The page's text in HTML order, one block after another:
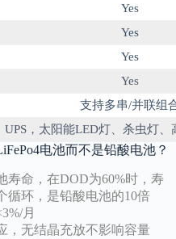
Yes
Yes
Yes
Yes
支持多串/并联组
UPS，太阳能LED灯、杀虫灯、
电池而不是铅酸电池？
寿命，在DOD为60%时，寿
循环，是铅酸电池的10倍
月
，无结晶充放不影响容量